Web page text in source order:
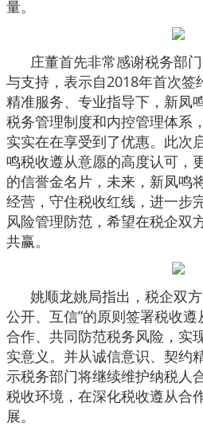
量。
庄董首先非常感谢税务部门
与支持，表示自2018年首次签
精准服务、专业指导下，新凤
税务管理制度和内控管理体系
实实在在享受到了优惠。此次
鸣税收遵从意愿的高度认可，
的信誉金名片，未来，新凤鸣
经营，守住税收红线，进一步
风险管理防范，希望在税企双
共赢。
姚顺龙姚局指出，税企双方
公开、互信”的原则签署税收
合作、共同防范税务风险，实
实意义。并从诚信意识、契约
示税务部门将继续维护纳税人
税收环境，在深化税收遵从合
展。